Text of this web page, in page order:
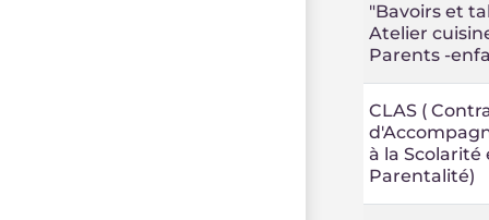
"Bavoirs et
Atelier
Parents -
CLAS (
à la Scolarité
Parentalité)